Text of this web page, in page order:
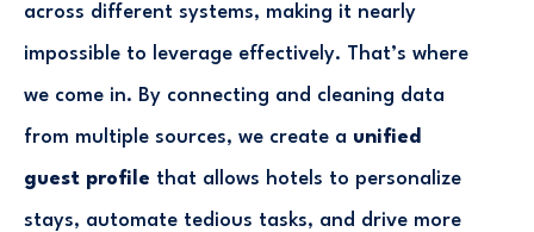
across different systems, making it nearly
impossible to leverage effectively. That’s where
we come in. By connecting and cleaning data
from multiple sources, we create a unified
guest profile that allows hotels to personalize
stays, automate tedious tasks, and drive more